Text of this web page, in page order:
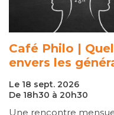
Café Philo |
envers les
Le 18 sept. 2026
De 18h30 à 20h30
Une rencontre